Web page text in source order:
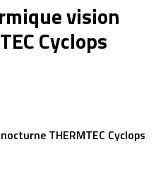
vision
Cyclops
THERMTEC Cyclops